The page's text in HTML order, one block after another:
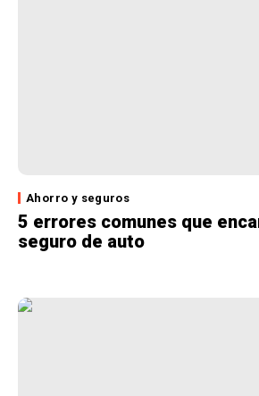
Ahorro y seguros
5 errores comunes que
seguro de auto